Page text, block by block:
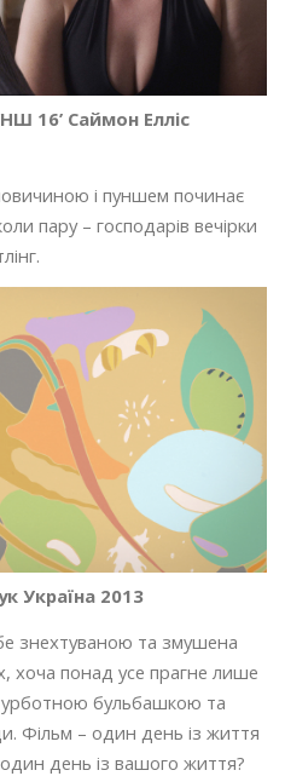
16’ Cаймон Елліс
і пуншем починає
пару – господарів вечірки
Україна 2013
знехтуваною та змушена
хоча понад усе прагне лише
бульбашкою та
Фільм – один день із життя
день із вашого життя?